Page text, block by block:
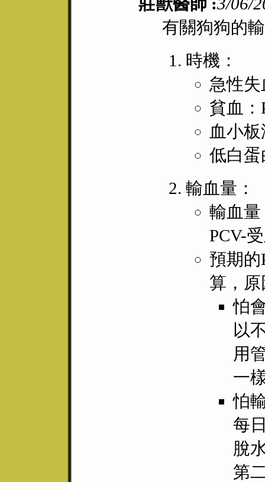
有關狗狗的
時機：
急性失
貧血：
血小
低白
輸血量：
輸血量
PCV-
預期的
算，原
怕
以
用
一
怕
每
脫
第